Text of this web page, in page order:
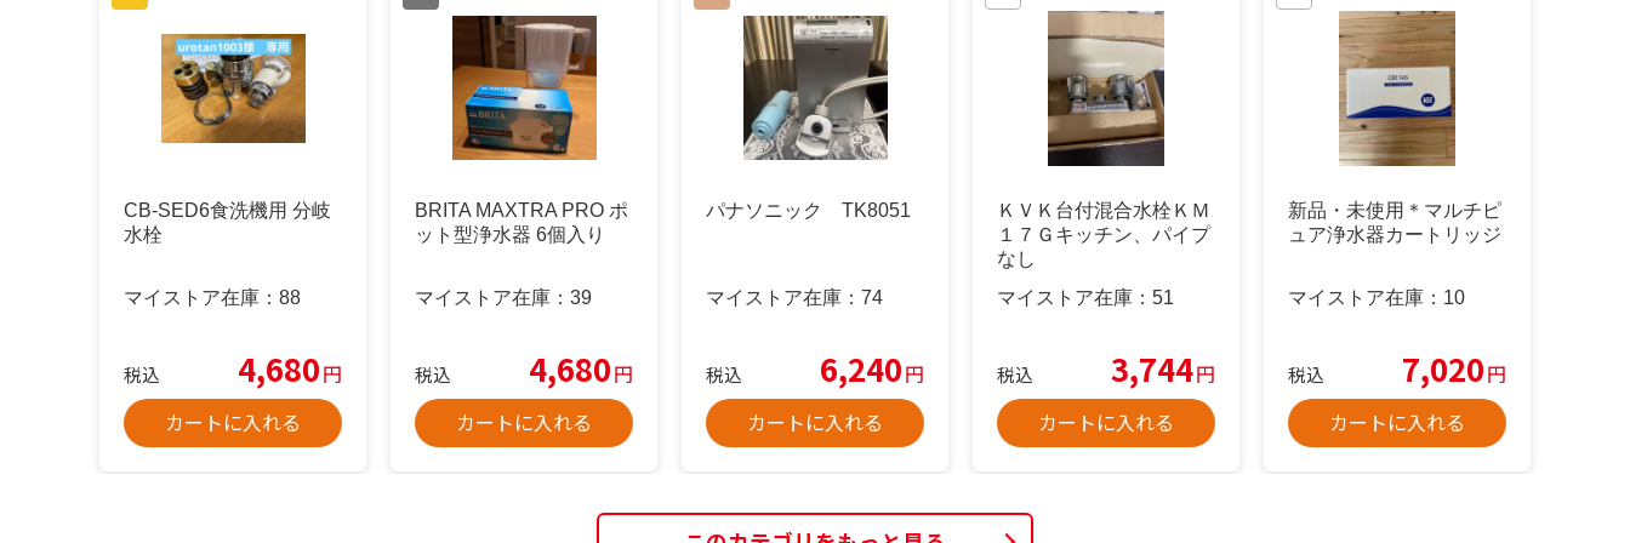
CB-SED6食洗機用 分岐
水栓
マイストア在庫： 88
税込 4,680円
カートに入れる
BRITA MAXTRA PRO ポ
ット型浄水器 6個入り
マイストア在庫： 39
税込 4,680円
カートに入れる
パナソニック TK8051
マイストア在庫： 74
税込 6,240円
カートに入れる
ＫＶＫ台付混合水栓ＫＭ
１７Ｇキッチン、パイプ
なし
マイストア在庫： 51
税込 3,744円
カートに入れる
新品・未使用＊マルチピ
ュア浄水器カートリッジ
マイストア在庫： 10
税込 7,020円
カートに入れる